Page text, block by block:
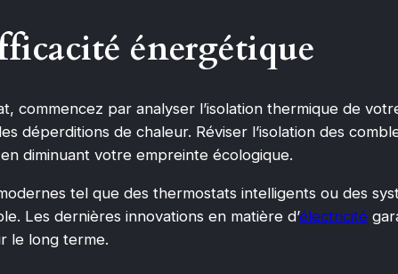
énergétique
commencez par analyser l’isolation thermique de
déperditions de chaleur. Réviser l’isolation des
diminuant votre empreinte écologique.
tel que des thermostats intelligents ou des
Les dernières innovations en matière d’électricité
le long terme.